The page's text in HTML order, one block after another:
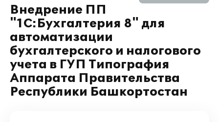
Внедрение ПП
"1С:Бухгалтерия 8" для
автоматизации
бухгалтерского и налогового
учета в ГУП Типография
Аппарата Правительства
Республики Башкортостан